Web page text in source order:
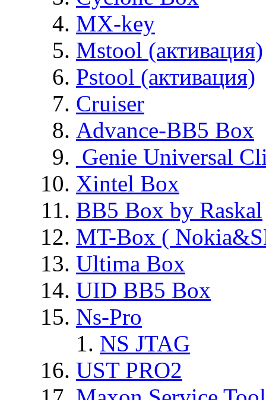
MX-key
Mstool (активация)
Pstool (активация)
Cruiser
Advance-BB5 Box
Genie Universal
Xintel Box
BB5 Box by Raskal
MT-Box (
Ultima Box
UID BB5 Box
Ns-Pro
NS JTAG
UST PRO2